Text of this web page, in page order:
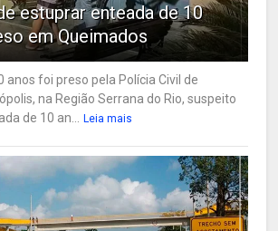
estuprar enteada de 10
em Queimados
anos foi preso pela Polícia Civil de
na Região Serrana do Rio, suspeito
de 10 an...
Leia mais